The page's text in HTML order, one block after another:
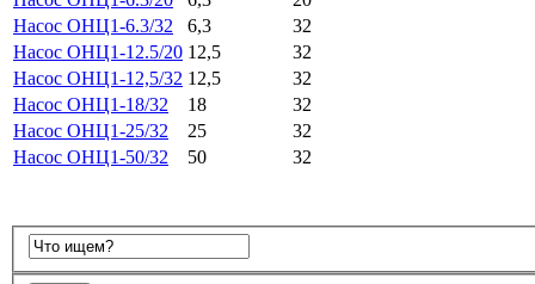
Насос ОНЦ1-6.3/32
6,3
32
Насос ОНЦ1-12.5/20 12,5
32
Насос ОНЦ1-12,5/32 12,5
32
Насос ОНЦ1-18/32
18
32
Насос ОНЦ1-25/32
25
32
Насос ОНЦ1-50/32
50 32